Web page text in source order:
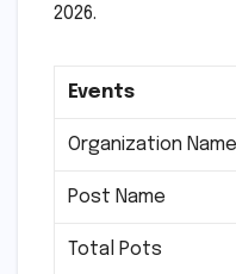
2026.
Events
Organization Name
Post Name
Total Pots